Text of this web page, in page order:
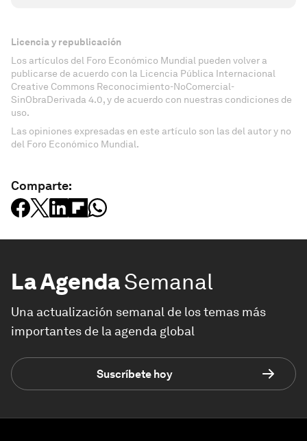
Licencia y republicación
Los artículos del Foro Económico Mundial pueden volver a
publicarse de acuerdo con la Licencia Pública Internacional
Creative Commons Reconocimiento-NoComercial-
SinObraDerivada 4.0, y de acuerdo con nuestras condiciones de
uso.
Las opiniones expresadas en este artículo son las del autor y no
del Foro Económico Mundial.
Comparte:
La AgendaSemanal
Una actualización semanal de los temas más
importantes de la agenda global
Suscríbete hoy